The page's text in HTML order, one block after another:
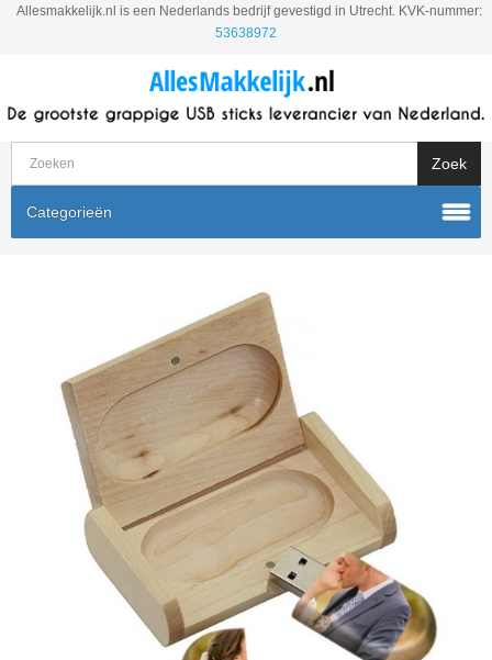
Allesmakkelijk.nl is een Nederlands bedrijf gevestigd in Utrecht. KVK-nummer:
53638972
Categorieën